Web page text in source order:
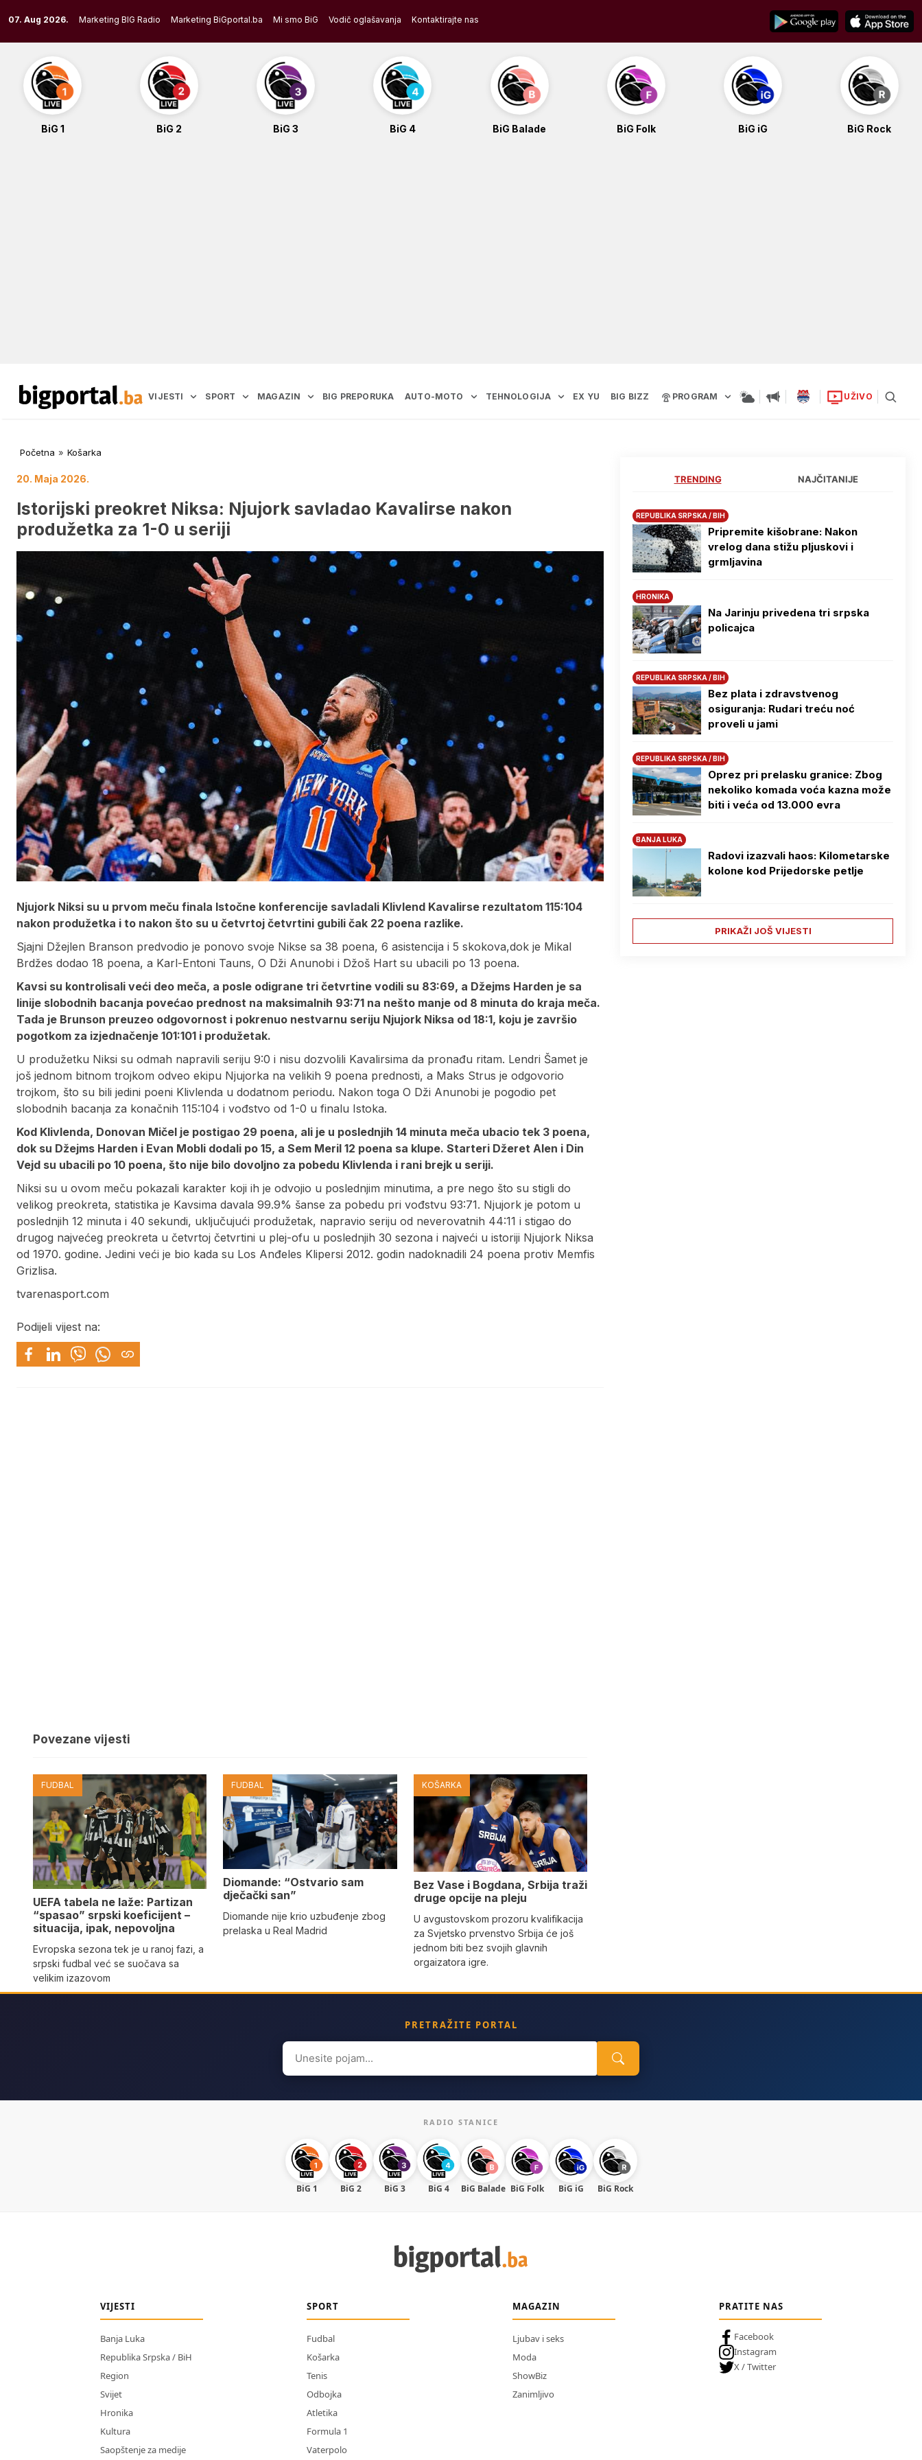
to
content
07. Aug 2026. Marketing BIG Radio Marketing BiGportal.ba Mi smo BiG Vodič oglašavanja Kontaktirajte nas
BiG 1 BiG 2 BiG 3 BiG 4 BiG Balade BiG Folk BiG iG BiG Rock
VIJESTI SPORT MAGAZIN BIG PREPORUKA AUTO-MOTO TEHNOLOGIJA EX YU BIG BIZZ PROGRAM UŽIVO
Početna » Košarka
20. Maja 2026.
Istorijski preokret Niksa: Njujork savladao Kavalirse nakon
produžetka za 1-0 u seriji
Njujork Niksi su u prvom meču finala Istočne konferencije savladali Klivlend Kavalirse rezultatom 115:104
nakon produžetka i to nakon što su u četvrtoj četvrtini gubili čak 22 poena razlike.
Sjajni Džejlen Branson predvodio je ponovo svoje Nikse sa 38 poena, 6 asistencija i 5 skokova,dok je Mikal
Brdžes dodao 18 poena, a Karl-Entoni Tauns, O Dži Anunobi i Džoš Hart su ubacili po 13 poena.
Kavsi su kontrolisali veći deo meča, a posle odigrane tri četvrtine vodili su 83:69, a Džejms Harden je sa
linije slobodnih bacanja povećao prednost na maksimalnih 93:71 na nešto manje od 8 minuta do kraja meča.
Tada je Brunson preuzeo odgovornost i pokrenuo nestvarnu seriju Njujork Niksa od 18:1, koju je završio
pogotkom za izjednačenje 101:101 i produžetak.
U produžetku Niksi su odmah napravili seriju 9:0 i nisu dozvolili Kavalirsima da pronađu ritam. Lendri Šamet je
još jednom bitnom trojkom odveo ekipu Njujorka na velikih 9 poena prednosti, a Maks Strus je odgovorio
trojkom, što su bili jedini poeni Klivlenda u dodatnom periodu. Nakon toga O Dži Anunobi je pogodio pet
slobodnih bacanja za konačnih 115:104 i vođstvo od 1-0 u finalu Istoka.
Kod Klivlenda, Donovan Mičel je postigao 29 poena, ali je u poslednjih 14 minuta meča ubacio tek 3 poena,
dok su Džejms Harden i Evan Mobli dodali po 15, a Sem Meril 12 poena sa klupe. Starteri Džeret Alen i Din
Vejd su ubacili po 10 poena, što nije bilo dovoljno za pobedu Klivlenda i rani brejk u seriji.
Niksi su u ovom meču pokazali karakter koji ih je odvojio u poslednjim minutima, a pre nego što su stigli do
velikog preokreta, statistika je Kavsima davala 99.9% šanse za pobedu pri vođstvu 93:71. Njujork je potom u
poslednjih 12 minuta i 40 sekundi, uključujući produžetak, napravio seriju od neverovatnih 44:11 i stigao do
drugog najvećeg preokreta u četvrtoj četvrtini u plej-ofu u poslednjih 30 sezona i najveći u istoriji Njujork Niksa
od 1970. godine. Jedini veći je bio kada su Los Anđeles Klipersi 2012. godin nadoknadili 24 poena protiv Memfis
Grizlisa.
tvarenasport.com
Podijeli vijest na:
Povezane vijesti
FUDBAL
UEFA tabela ne laže: Partizan
“spasao” srpski koeficijent –
situacija, ipak, nepovoljna
Evropska sezona tek je u ranoj fazi, a
srpski fudbal već se suočava sa
velikim izazovom
FUDBAL
Diomande: “Ostvario sam
dječački san”
Diomande nije krio uzbuđenje zbog
prelaska u Real Madrid
KOŠARKA
Bez Vase i Bogdana, Srbija traži
druge opcije na pleju
U avgustovskom prozoru kvalifikacija
za Svjetsko prvenstvo Srbija će još
jednom biti bez svojih glavnih
orgaizatora igre.
TRENDING NAJČITANIJE
REPUBLIKA SRPSKA / BIH
Pripremite kišobrane: Nakon
vrelog dana stižu pljuskovi i
grmljavina
HRONIKA
Na Јarinju privedena tri srpska
policajca
REPUBLIKA SRPSKA / BIH
Bez plata i zdravstvenog
osiguranja: Rudari treću noć
proveli u jami
REPUBLIKA SRPSKA / BIH
Oprez pri prelasku granice: Zbog
nekoliko komada voća kazna može
biti i veća od 13.000 evra
BANJA LUKA
Radovi izazvali haos: Kilometarske
kolone kod Prijedorske petlje
PRIKAŽI JOŠ VIJESTI
PRETRAŽITE PORTAL
Search
for:
RADIO STANICE
BiG 1 BiG 2 BiG 3 BiG 4 BiG Balade BiG Folk BiG iG BiG Rock
VIJESTI
Banja Luka
Republika Srpska / BiH
Region
Svijet
Hronika
Kultura
Saopštenje za medije
SPORT
Fudbal
Košarka
Tenis
Odbojka
Atletika
Formula 1
Vaterpolo
MAGAZIN
Ljubav i seks
Moda
ShowBiz
Zanimljivo
PRATITE NAS
Facebook
Instagram
X / Twitter